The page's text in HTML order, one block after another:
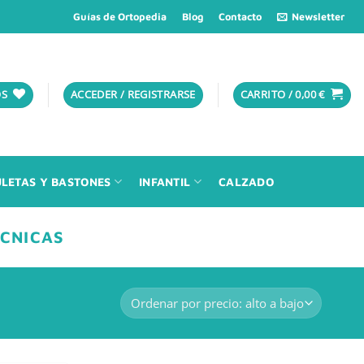
Guías de Ortopedia Blog Contacto Newsletter
ACCEDER / REGISTRARSE CARRITO /0,00€
Y BASTONES INFANTIL CALZADO